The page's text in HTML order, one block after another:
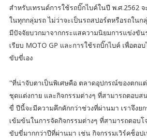
สำหรับเทรนด์การใช้รถบิ๊กไบค์ในปี พ.ศ.2562
ในทุกกลุ่มรถ ไม่ว่าจะเป็นรถสปอร์ตหรือรถในก
มีปัจจัยบวกมาจากกระแสความนิยมการแข่งขัน
เรียบ MOTO GP และการใช้รถบิ๊กไบค์ เพื่อตอ
ขับขี่เอง
"ที่น่าจับตาเป็นพิเศษคือ ตลาดอุปกรณ์ของตกแ
ชุดแต่งกาย และกิจกรรมต่างๆ ที่สามารถตอบส
ขื่ ปีนี้จะมีความคึกคักกว่าช่วงที่ผ่านมา เราจึงย
เข้มข้นในการจัดกิจกรรมต่างๆ ที่สามารถตอบ
ขับขี่มากกว่าปีที่ผ่านมา เช่น กิจกรรมเวิร์คช็อป